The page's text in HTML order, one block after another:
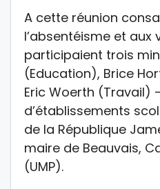
A cette réunion
l’absentéisme et aux
participaient trois
(Education), Brice
Eric Woerth (Travail)
d’établissements
de la République
maire de Beauvais,
(UMP).